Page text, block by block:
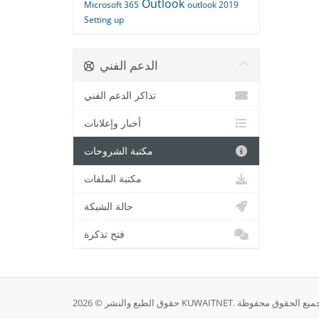
Microsoft 365 Outlook outlook 2019
Setting up
الدعم الفني
تذاكر الدعم الفني
أخبار وإعلانات
مكتبة الشروحات
مكتبة الملفات
حالة الشبكة
فتح تذكرة